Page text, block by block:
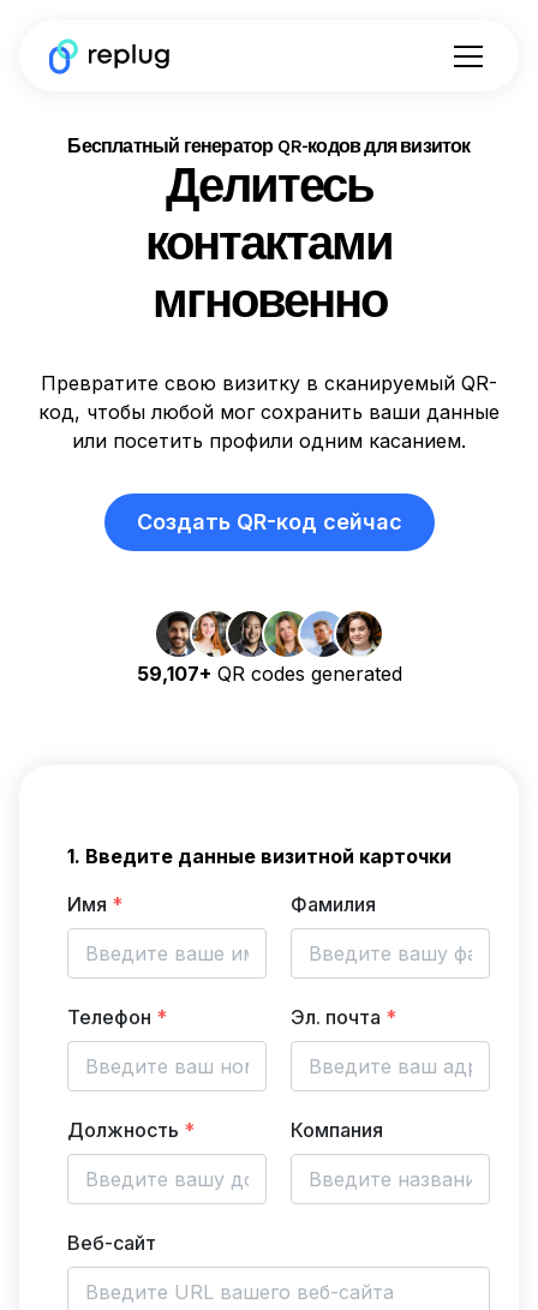
Бесплатный генератор QR-кодов для визиток
Делитесь
контактами
мгновенно
Превратите свою визитку в сканируемый QR-
код, чтобы любой мог сохранить ваши данные
или посетить профили одним касанием.
Создать QR-код сейчас
59,107+ QR codes generated
1. Введите данные визитной карточки
Имя * Фамилия
Телефон * Эл. почта *
Должность * Компания
Веб-сайт